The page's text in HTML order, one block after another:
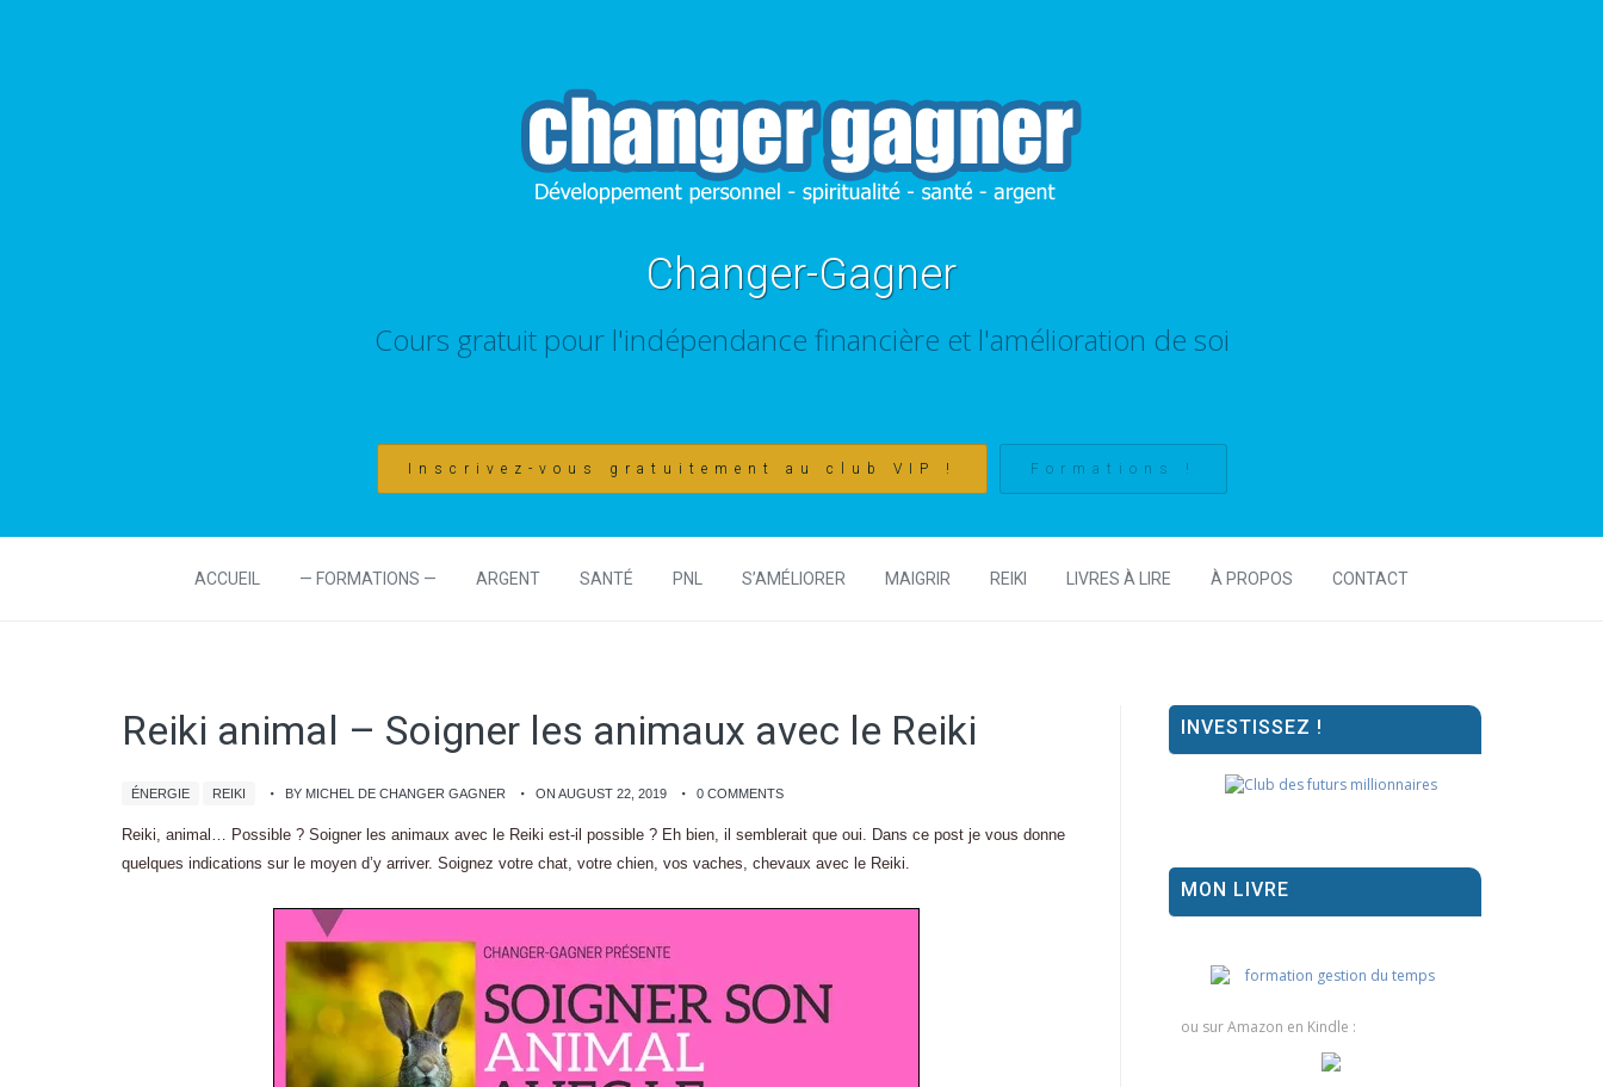
Changer-Gagner
Cours gratuit pour l'indépendance financière et l'amélioration de soi
Inscrivez-vous gratuitement au club VIP ! Formations !
ACCUEIL — FORMATIONS — ARGENT SANTÉ PNL S’AMÉLIORER MAIGRIR REIKI LIVRES À LIRE À PROPOS CONTACT
Reiki animal – Soigner les animaux avec le Reiki
ÉNERGIE REIKI BY MICHEL DE CHANGER GAGNER ON AUGUST 22, 2019 0 COMMENTS
Reiki, animal… Possible ? Soigner les animaux avec le Reiki est-il possible ? Eh bien, il semblerait que oui. Dans ce post je vous donne
quelques indications sur le moyen d’y arriver. Soignez votre chat, votre chien, vos vaches, chevaux avec le Reiki.
INVESTISSEZ !
MON LIVRE
ou sur Amazon en Kindle :